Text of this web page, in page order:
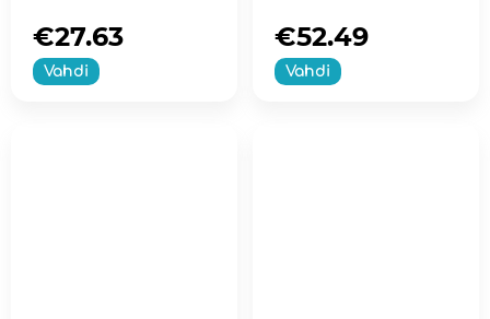
Vahdi
€27.63
skill, an...
Vahdi
€52.49